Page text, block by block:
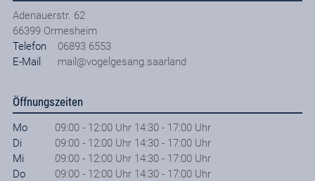
Adenauerstr. 62
66399 Ormesheim
Telefon
06893 6553
E-Mail
mail@vogelgesang.saarland
Öffnungszeiten
Mo
09:00 - 12:00 Uhr 14:30 - 17:00 Uhr
Di
09:00 - 12:00 Uhr 14:30 - 17:00 Uhr
Mi
09:00 - 12:00 Uhr 14:30 - 17:00 Uhr
Do
09:00 - 12:00 Uhr 14:30 - 17:00 Uhr